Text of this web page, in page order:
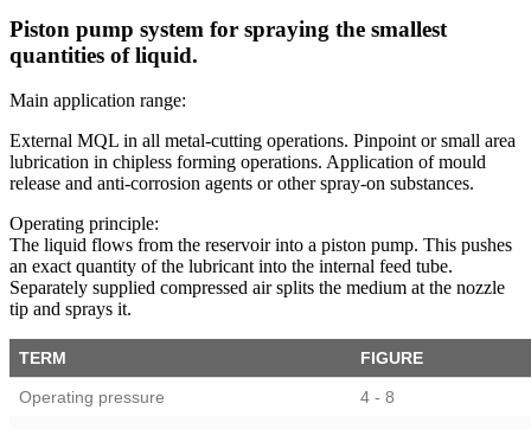
Piston pump system for spraying the smallest
quantities of liquid.
Main application range:
External MQL in all metal-cutting operations. Pinpoint or small area
lubrication in chipless forming operations. Application of mould
release and anti-corrosion agents or other spray-on substances.
Operating principle:
The liquid flows from the reservoir into a piston pump. This pushes
an exact quantity of the lubricant into the internal feed tube.
Separately supplied compressed air splits the medium at the nozzle
tip and sprays it.
TERM FIGURE
Operating pressure
4 - 8